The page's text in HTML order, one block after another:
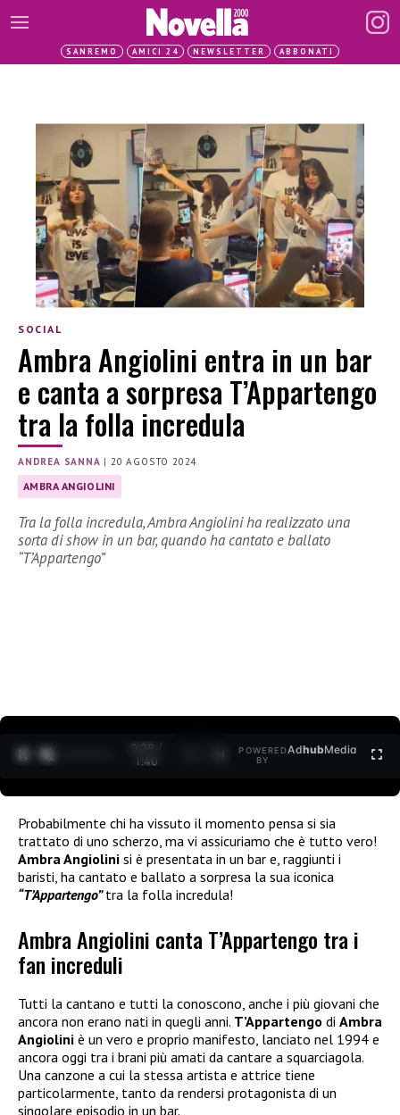
SANREMO AMICI 24 NEWSLETTER ABBONATI
SOCIAL
Ambra Angiolini entra in un bar
e canta a sorpresa T’Appartengo
tra la folla incredula
ANDREA SANNA |20 AGOSTO 2024
AMBRA ANGIOLINI
Tra la folla incredula, Ambra Angiolini ha realizzato una
sorta di show in un bar, quando ha cantato e ballato
“T’Appartengo”
0:30 /
1:40
POWERED
BY
AdhubMedia
Probabilmente chi ha vissuto il momento pensa si sia
trattato di uno scherzo, ma vi assicuriamo che è tutto vero!
Ambra Angiolini si è presentata in un bar e, raggiunti i
baristi, ha cantato e ballato a sorpresa la sua iconica
“T’Appartengo”tra la folla incredula!
Ambra Angiolini canta T’Appartengo tra i
fan increduli
Tutti la cantano e tutti la conoscono, anche i più giovani che
ancora non erano nati in quegli anni. T’Appartengo di Ambra
Angiolini è un vero e proprio manifesto, lanciato nel 1994 e
ancora oggi tra i brani più amati da cantare a squarciagola.
Una canzone a cui la stessa artista e attrice tiene
particolarmente, tanto da rendersi protagonista di un
singolare episodio in un bar.